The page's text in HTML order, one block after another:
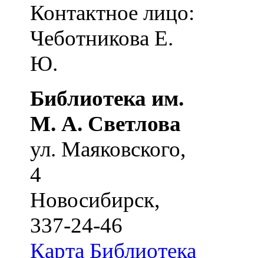
Контактное лицо:
Чеботникова Е.
Ю.
Библиотека им.
М. А. Светлова
ул. Маяковского,
4
Новосибирск,
337-24-46
Карта Библиотека